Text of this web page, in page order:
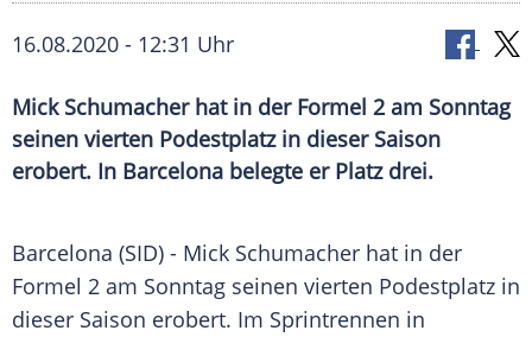
16.08.2020 - 12:31 Uhr
Mick Schumacher hat in der Formel 2 am Sonntag
seinen vierten Podestplatz in dieser Saison
erobert. In Barcelona belegte er Platz drei.
Barcelona (SID) - Mick Schumacher hat in der
Formel 2 am Sonntag seinen vierten Podestplatz in
dieser Saison erobert. Im Sprintrennen in